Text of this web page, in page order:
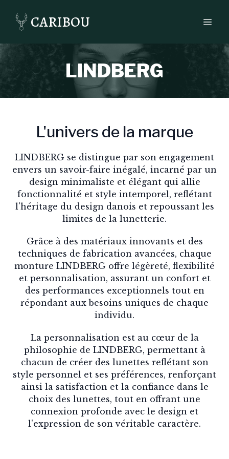
CARIBOU
LINDBERG
L'univers de la marque
LINDBERG se distingue par son engagement
envers un savoir-faire inégalé, incarné par un
design minimaliste et élégant qui allie
fonctionnalité et style intemporel, reflétant
l'héritage du design danois et repoussant les
limites de la lunetterie.
Grâce à des matériaux innovants et des
techniques de fabrication avancées, chaque
monture LINDBERG offre légèreté, flexibilité
et personnalisation, assurant un confort et
des performances exceptionnels tout en
répondant aux besoins uniques de chaque
individu.
La personnalisation est au cœur de la
philosophie de LINDBERG, permettant à
chacun de créer des lunettes reflétant son
style personnel et ses préférences, renforçant
ainsi la satisfaction et la confiance dans le
choix des lunettes, tout en offrant une
connexion profonde avec le design et
l'expression de son véritable caractère.